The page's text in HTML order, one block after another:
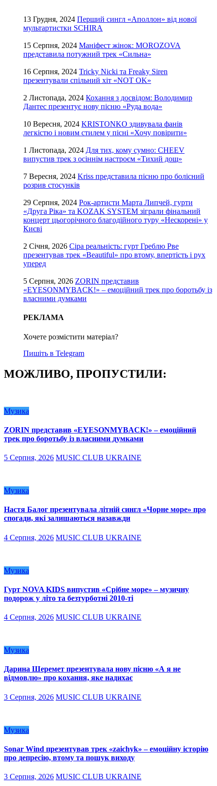
13 Грудня, 2024 Перший сингл «Аполлон» від нової
мультартистки SCHIRA
15 Серпня, 2024 Маніфест жінок: MOROZOVA
представила потужний трек «Сильна»
16 Серпня, 2024 Tricky Nicki та Freaky Siren
презентували спільний хіт «NOT OK»
2 Листопада, 2024 Кохання з досвідом: Володимир
Дантес презентує нову пісню «Руда вода»
10 Вересня, 2024 KRISTONKO здивувала фанів
легкістю і новим стилем у пісні «Хочу повірити»
1 Листопада, 2024 Для тих, кому сумно: CHEEV
випустив трек з осіннім настроєм «Тихий дощ»
7 Вересня, 2024 Kriss представила пісню про болісний
розрив стосунків
29 Серпня, 2024 Рок-артисти Марта Липчей, гурти
«Друга Ріка» та KOZAK SYSTEM зіграли фінальний
концерт цьогорічного благодійного туру «Нескорені» у
Києві
2 Січня, 2026 Сіра реальність: гурт Греблю Рве
презентував трек «Beautiful» про втому, впертість і рух
уперед
5 Серпня, 2026 ZORIN представив
«EYESONMYBACK!» – емоційний трек про боротьбу із
власними думками
РЕКЛАМА
Хочете розмістити матеріал?
Пишіть в Telegram
МОЖЛИВО, ПРОПУСТИЛИ:
Музика
ZORIN представив «EYESONMYBACK!» – емоційний
трек про боротьбу із власними думками
5 Серпня, 2026 MUSIC CLUB UKRAINE
Музика
Настя Балог презентувала літній сингл «Чорне море» про
спогади, які залишаються назавжди
4 Серпня, 2026 MUSIC CLUB UKRAINE
Музика
Гурт NOVA KIDS випустив «Срібне море» – музичну
подорож у літо та безтурботні 2010-ті
4 Серпня, 2026 MUSIC CLUB UKRAINE
Музика
Дарина Шеремет презентувала нову пісню «А я не
відмовлю» про кохання, яке надихає
3 Серпня, 2026 MUSIC CLUB UKRAINE
Музика
Sonar Wind презентував трек «zaichyk» – емоційну історію
про депресію, втому та пошук виходу
3 Серпня, 2026 MUSIC CLUB UKRAINE